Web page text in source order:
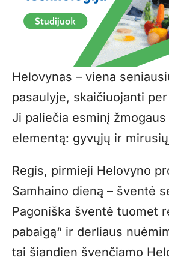
Helovynas – viena
pasaulyje, skaičiuojanti
Ji paliečia esminį
elementą: gyvųjų ir
Regis, pirmieji Helovyno
Samhaino dieną – šventė
Pagoniška šventė tuomet
pabaigą“ ir derliaus
tai šiandien švenčiamo